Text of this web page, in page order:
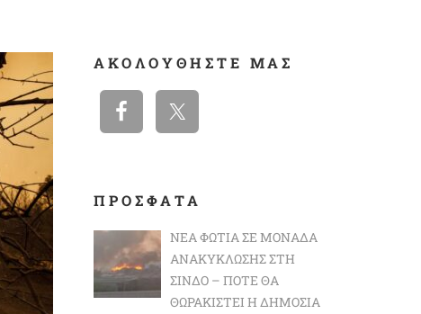
ΑΚΟΛΟΥΘΉΣΤΕ ΜΑΣ
ΠΡΟΣΦΑΤΑ
ΝΈΑ ΦΩΤΙΆ ΣΕ ΜΟΝΆΔΑ
ΑΝΑΚΎΚΛΩΣΗΣ ΣΤΗ
ΣΊΝΔΟ – ΠΌΤΕ ΘΑ
ΘΩΡΑΚΙΣΤΕΊ Η ΔΗΜΌΣΙΑ